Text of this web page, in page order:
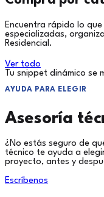
Encuentra rápido lo
especializadas,
Residencial.
Ver todo
Tu snippet dinámico se
AYUDA PARA ELEGIR
Asesoría
¿No estás seguro de
técnico te ayuda a
proyecto, antes y
Escríbenos